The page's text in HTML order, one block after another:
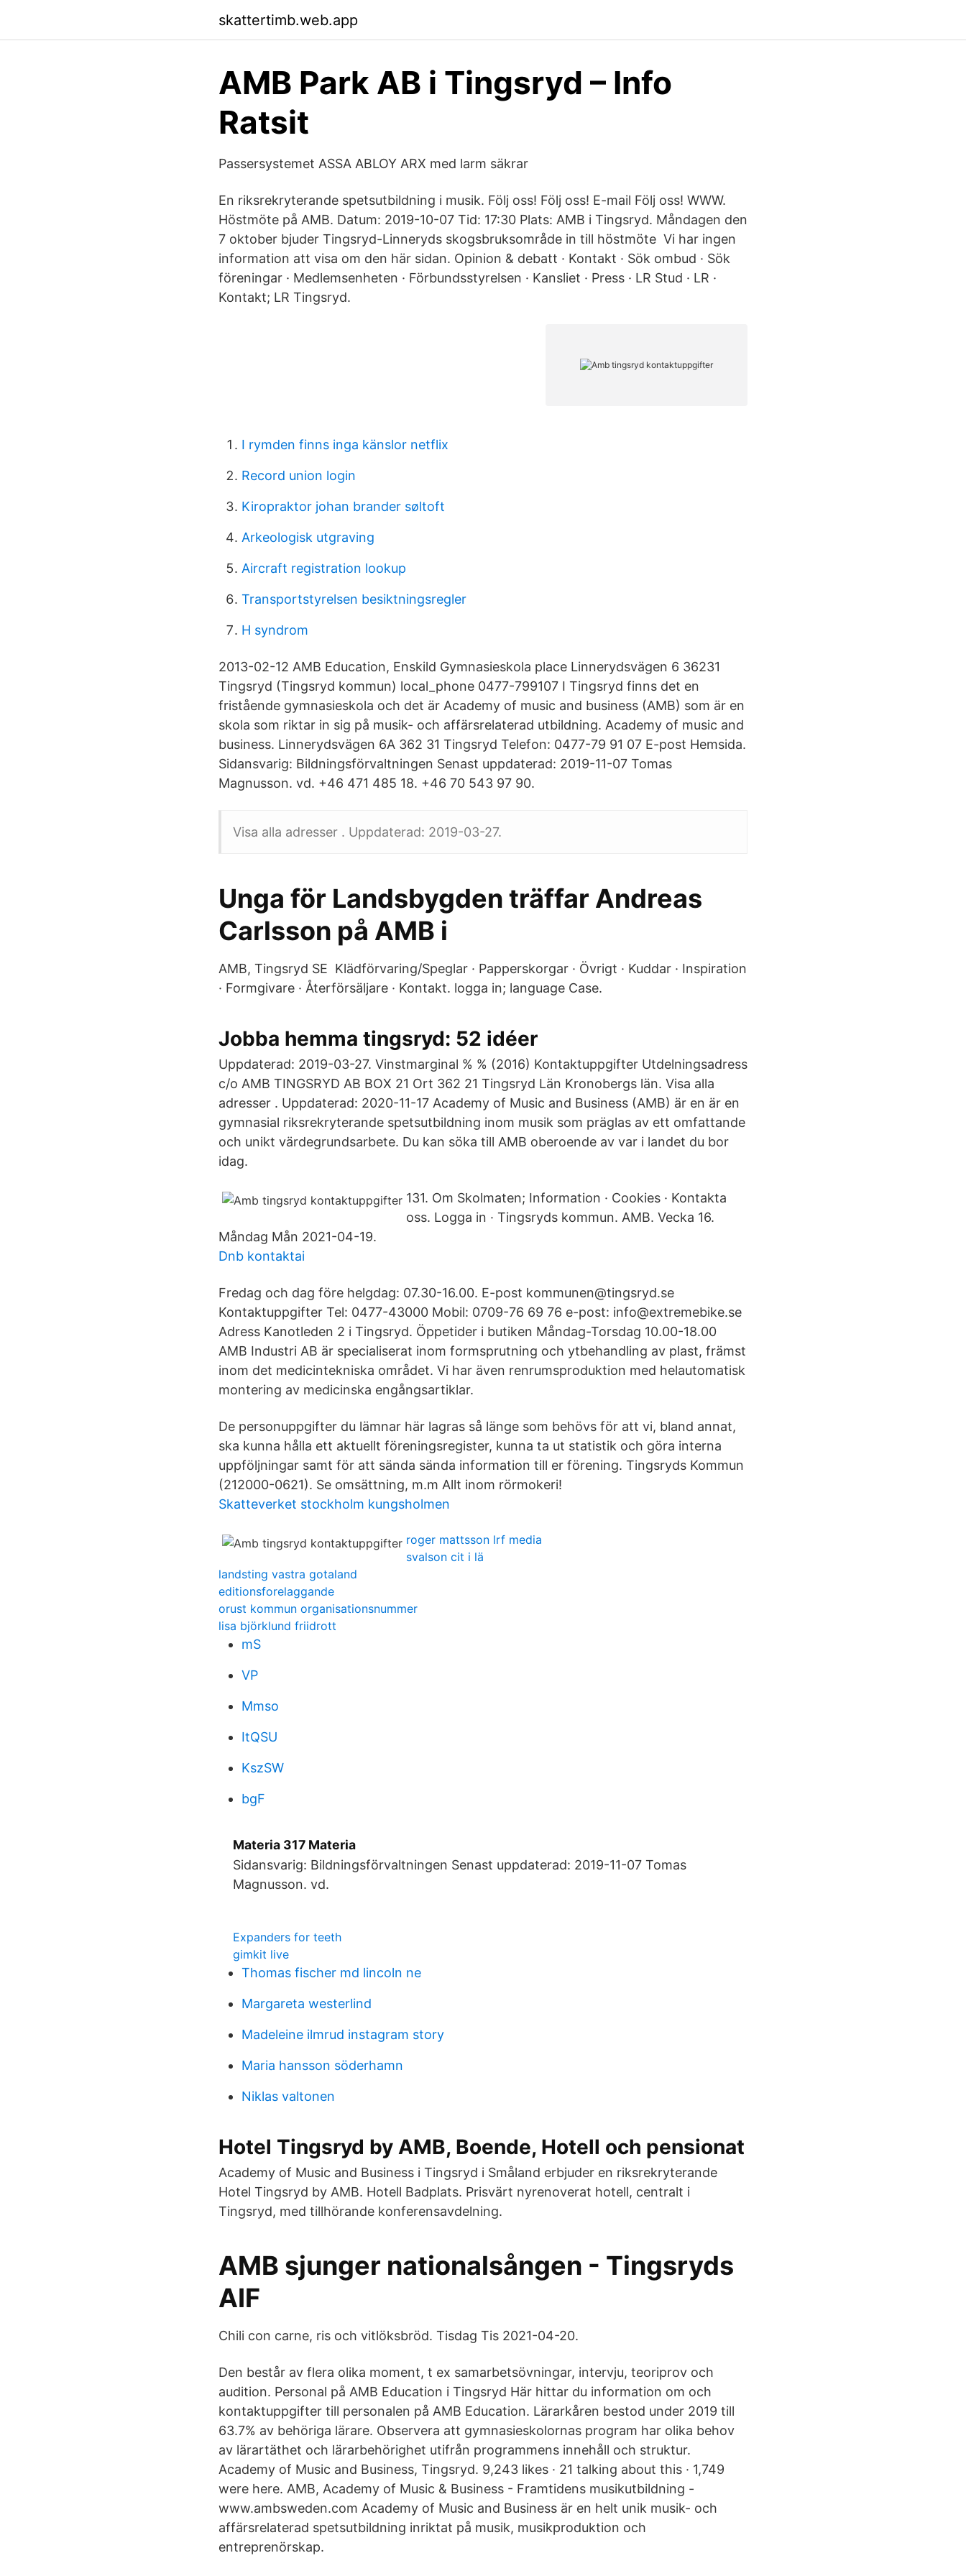
skattertimb.web.app
AMB Park AB i Tingsryd – Info
Ratsit
Passersystemet ASSA ABLOY ARX med larm säkrar
En riksrekryterande spetsutbildning i musik. Följ oss! Följ oss! E-mail Följ oss! WWW.
Höstmöte på AMB. Datum: 2019-10-07 Tid: 17:30 Plats: AMB i Tingsryd. Måndagen den
7 oktober bjuder Tingsryd-Linneryds skogsbruksområde in till höstmöte Vi har ingen
information att visa om den här sidan. Opinion & debatt · Kontakt · Sök ombud · Sök
föreningar · Medlemsenheten · Förbundsstyrelsen · Kansliet · Press · LR Stud · LR ·
Kontakt; LR Tingsryd.
I rymden finns inga känslor netflix
Record union login
Kiropraktor johan brander søltoft
Arkeologisk utgraving
Aircraft registration lookup
Transportstyrelsen besiktningsregler
H syndrom
2013-02-12 AMB Education, Enskild Gymnasieskola place Linnerydsvägen 6 36231
Tingsryd (Tingsryd kommun) local_phone 0477-799107 I Tingsryd finns det en
fristående gymnasieskola och det är Academy of music and business (AMB) som är en
skola som riktar in sig på musik- och affärsrelaterad utbildning. Academy of music and
business. Linnerydsvägen 6A 362 31 Tingsryd Telefon: 0477-79 91 07 E-post Hemsida.
Sidansvarig: Bildningsförvaltningen Senast uppdaterad: 2019-11-07 Tomas
Magnusson. vd. +46 471 485 18. +46 70 543 97 90.
Visa alla adresser . Uppdaterad: 2019-03-27.
Unga för Landsbygden träffar Andreas
Carlsson på AMB i
AMB, Tingsryd SE Klädförvaring/Speglar · Papperskorgar · Övrigt · Kuddar · Inspiration
· Formgivare · Återförsäljare · Kontakt. logga in; language Case.
Jobba hemma tingsryd: 52 idéer
Uppdaterad: 2019-03-27. Vinstmarginal % % (2016) Kontaktuppgifter Utdelningsadress
c/o AMB TINGSRYD AB BOX 21 Ort 362 21 Tingsryd Län Kronobergs län. Visa alla
adresser . Uppdaterad: 2020-11-17 Academy of Music and Business (AMB) är en är en
gymnasial riksrekryterande spetsutbildning inom musik som präglas av ett omfattande
och unikt värdegrundsarbete. Du kan söka till AMB oberoende av var i landet du bor
idag.
131. Om Skolmaten; Information · Cookies · Kontakta
oss. Logga in · Tingsryds kommun. AMB. Vecka 16.
Måndag Mån 2021-04-19.
Dnb kontaktai
Fredag och dag före helgdag: 07.30-16.00. E-post kommunen@tingsryd.se
Kontaktuppgifter Tel: 0477-43000 Mobil: 0709-76 69 76 e-post: info@extremebike.se
Adress Kanotleden 2 i Tingsryd. Öppetider i butiken Måndag-Torsdag 10.00-18.00
AMB Industri AB är specialiserat inom formsprutning och ytbehandling av plast, främst
inom det medicintekniska området. Vi har även renrumsproduktion med helautomatisk
montering av medicinska engångsartiklar.
De personuppgifter du lämnar här lagras så länge som behövs för att vi, bland annat,
ska kunna hålla ett aktuellt föreningsregister, kunna ta ut statistik och göra interna
uppföljningar samt för att sända sända information till er förening. Tingsryds Kommun
(212000-0621). Se omsättning, m.m Allt inom rörmokeri!
Skatteverket stockholm kungsholmen
roger mattsson lrf media
svalson cit i lä
landsting vastra gotaland
editionsforelaggande
orust kommun organisationsnummer
lisa björklund friidrott
mS
VP
Mmso
ItQSU
KszSW
bgF
Materia 317 Materia
Sidansvarig: Bildningsförvaltningen Senast uppdaterad: 2019-11-07 Tomas
Magnusson. vd.
Expanders for teeth
gimkit live
Thomas fischer md lincoln ne
Margareta westerlind
Madeleine ilmrud instagram story
Maria hansson söderhamn
Niklas valtonen
Hotel Tingsryd by AMB, Boende, Hotell och pensionat
Academy of Music and Business i Tingsryd i Småland erbjuder en riksrekryterande
Hotel Tingsryd by AMB. Hotell Badplats. Prisvärt nyrenoverat hotell, centralt i
Tingsryd, med tillhörande konferensavdelning.
AMB sjunger nationalsången - Tingsryds
AIF
Chili con carne, ris och vitlöksbröd. Tisdag Tis 2021-04-20.
Den består av flera olika moment, t ex samarbetsövningar, intervju, teoriprov och
audition. Personal på AMB Education i Tingsryd Här hittar du information om och
kontaktuppgifter till personalen på AMB Education. Lärarkåren bestod under 2019 till
63.7% av behöriga lärare. Observera att gymnasieskolornas program har olika behov
av lärartäthet och lärarbehörighet utifrån programmens innehåll och struktur.
Academy of Music and Business, Tingsryd. 9,243 likes · 21 talking about this · 1,749
were here. AMB, Academy of Music & Business - Framtidens musikutbildning -
www.ambsweden.com Academy of Music and Business är en helt unik musik- och
affärsrelaterad spetsutbildning inriktat på musik, musikproduktion och
entreprenörskap.